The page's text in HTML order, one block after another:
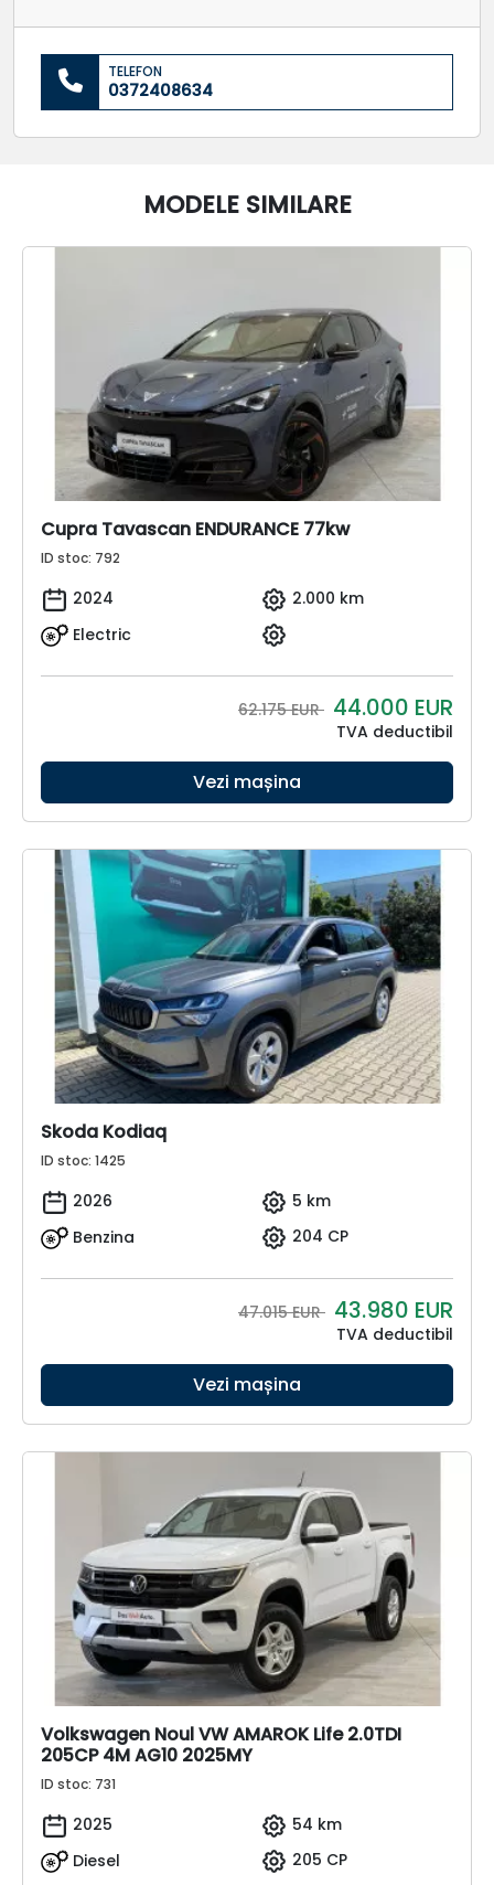
TELEFON
0372408634
MODELE SIMILARE
Cupra Tavascan ENDURANCE 77kw
ID stoc: 792
2024
2.000 km
Electric
62.175 EUR 44.000 EUR
TVA deductibil
Vezi mașina
Skoda Kodiaq
ID stoc: 1425
2026
5 km
Benzina
204 CP
47.015 EUR 43.980 EUR
TVA deductibil
Vezi mașina
Volkswagen Noul VW AMAROK Life 2.0TDI
205CP 4M AG10 2025MY
ID stoc: 731
2025
54 km
Diesel
205 CP